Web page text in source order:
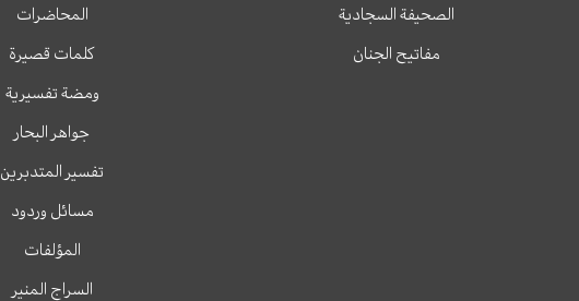
الصحيفة السجادية
مفاتيح الجنان
المحاضرات
كلمات قصيرة
ومضة تفسيرية
جواهر البحار
تفسير المتدبرين
مسائل وردود
المؤلفات
السراج المنير